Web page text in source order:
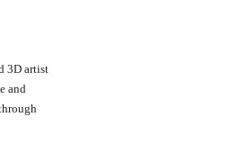
3D artist
and